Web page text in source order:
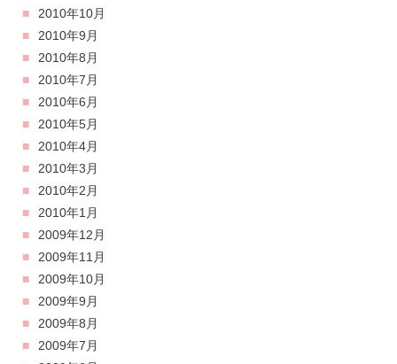
2010年10月
2010年9月
2010年8月
2010年7月
2010年6月
2010年5月
2010年4月
2010年3月
2010年2月
2010年1月
2009年12月
2009年11月
2009年10月
2009年9月
2009年8月
2009年7月